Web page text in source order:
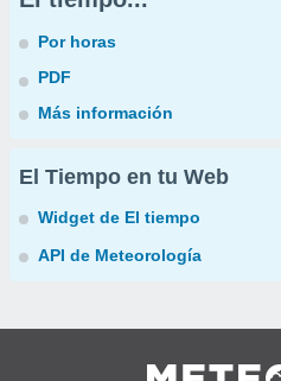
Por horas
PDF
Más información
El Tiempo en tu Web
Widget de El tiempo
API de Meteorología